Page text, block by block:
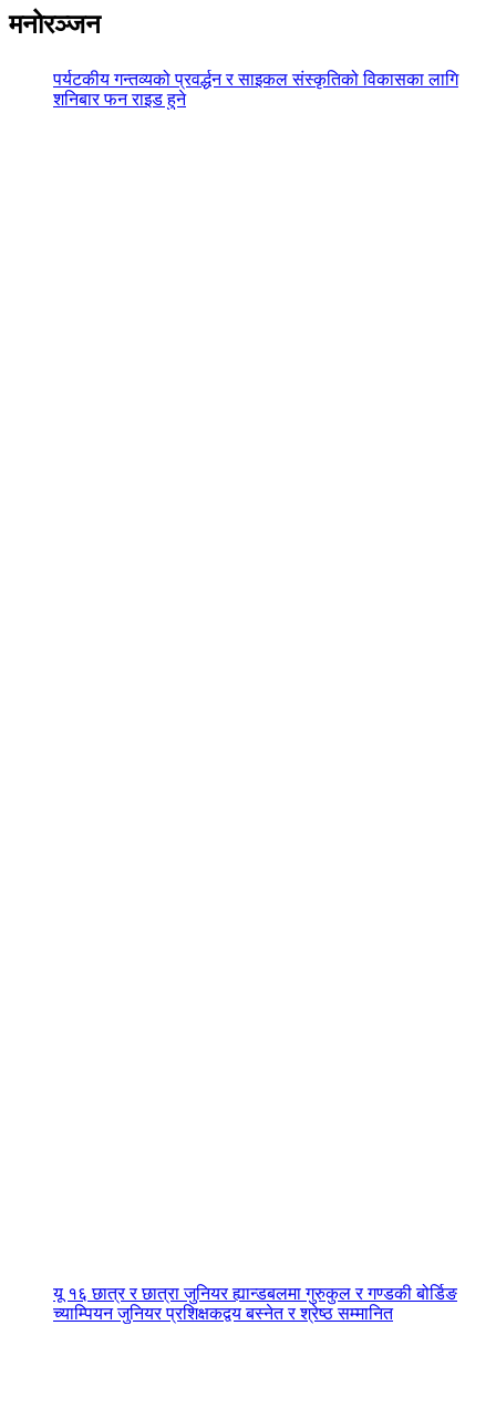
मनोरञ्जन
पर्यटकीय गन्तव्यको प्रवर्द्धन र साइकल संस्कृतिको विकासका लागि
शनिबार फन राइड हुने
यू १६ छात्र र छात्रा जुनियर ह्यान्डबलमा गुरुकुल र गण्डकी बोर्डिङ
च्याम्पियन जुनियर प्रशिक्षकद्वय बस्नेत र श्रेष्ठ सम्मानित